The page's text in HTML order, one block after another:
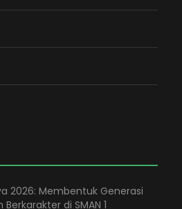
2026: Membentuk Generasi
di SMAN 1